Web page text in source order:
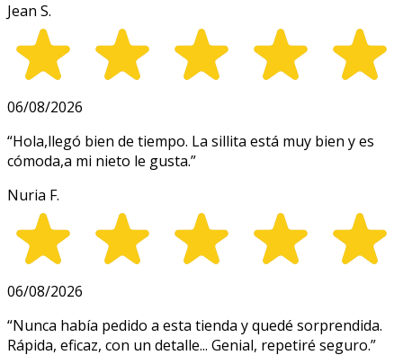
Jean S.
06/08/2026
“Hola,llegó bien de tiempo. La sillita está muy bien y es
cómoda,a mi nieto le gusta.”
Nuria F.
06/08/2026
“Nunca había pedido a esta tienda y quedé sorprendida.
Rápida, eficaz, con un detalle... Genial, repetiré seguro.”